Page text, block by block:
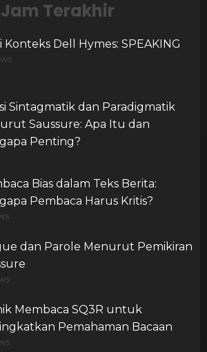
Terakhir
Konteks Dell Hymes: SPEAKING
Sintagmatik dan Paradigmatik
Saussure: Apa Itu dan
Penting?
Bias dalam Teks Berita:
Pembaca Harus Kritis?
dan Parole Menurut Pemikiran
Membaca SQ3R untuk
Pemahaman Bacaan